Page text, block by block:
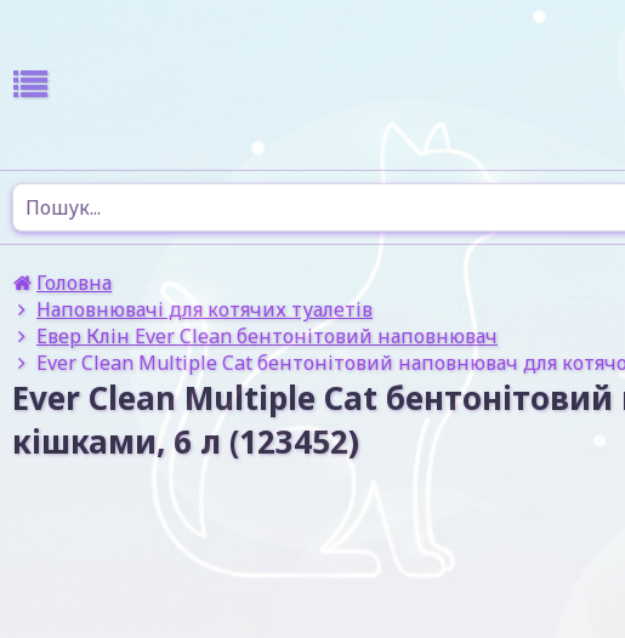
Головна
Наповнювачі для котячих туалетів
Евер Клін Ever Clean бентонітовий наповнювач
Ever Clean Multiple Cat бентонітовий наповнювач для
Ever Clean Multiple Cat
кішками, 6 л (123452)